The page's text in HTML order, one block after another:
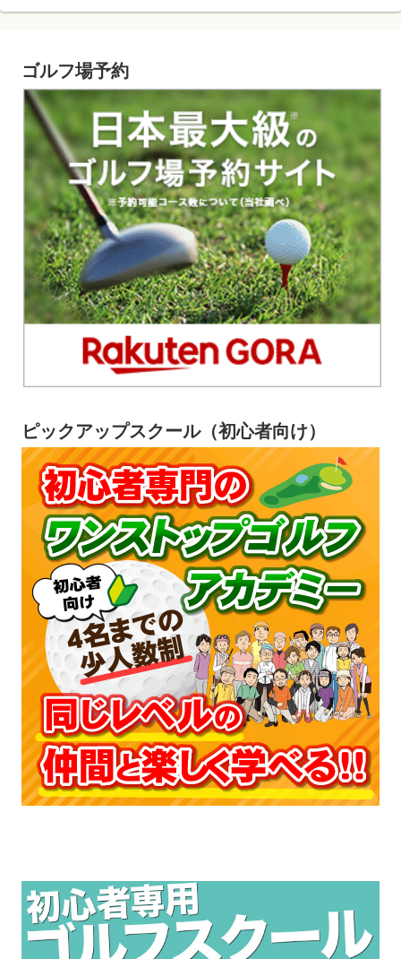
ゴルフ場予約
ピックアップスクール（初心者向け）